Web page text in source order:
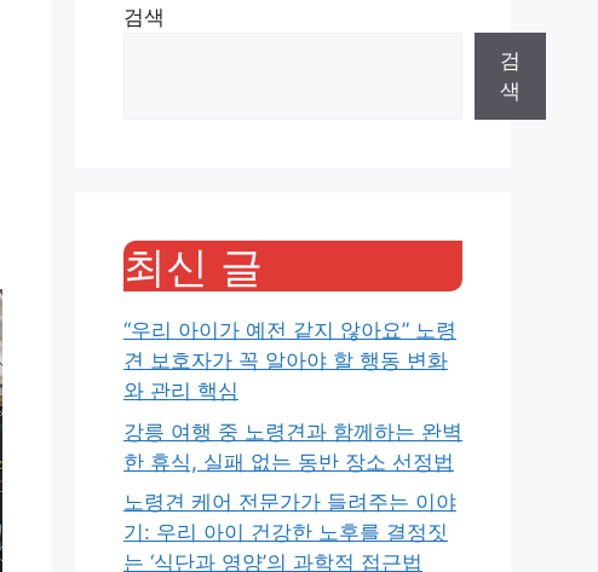
검색
검
색
최신 글
“우리 아이가 예전 같지 않아요” 노령
견 보호자가 꼭 알아야 할 행동 변화
와 관리 핵심
강릉 여행 중 노령견과 함께하는 완벽
한 휴식, 실패 없는 동반 장소 선정법
노령견 케어 전문가가 들려주는 이야
기: 우리 아이 건강한 노후를 결정짓
는 ‘식단과 영양’의 과학적 접근법